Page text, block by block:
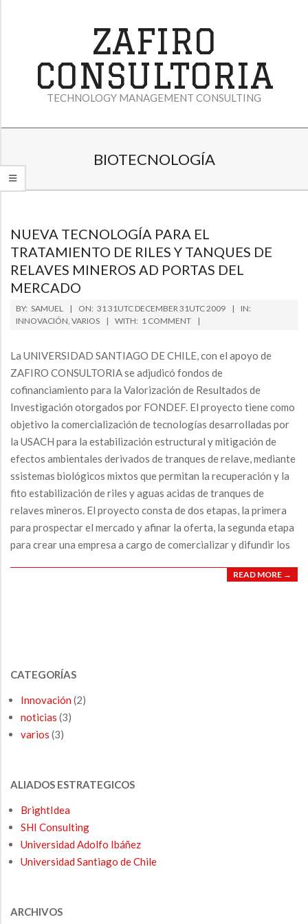
ZAFIRO
CONSULTORIA
TECHNOLOGY MANAGEMENT CONSULTING
R
I
G
O
N
M
N
U
BIOTECNOLOGÍA
NUEVA TECNOLOGÍA PARA EL
TRATAMIENTO DE RILES Y TANQUES DE
RELAVES MINEROS AD PORTAS DEL
MERCADO
2009-
12-
BY: SAMUEL ON: 31 31UTC DECEMBER 31UTC 2009
IN:
INNOVACIÓN, VARIOS WITH: 1 COMMENT
La UNIVERSIDAD SANTIAGO DE CHILE, con el apoyo de
ZAFIRO CONSULTORIA se adjudicó fondos de
cofinanciamiento para la Valorización de Resultados de
Investigación otorgados por FONDEF. El proyecto tiene como
objetivo la comercialización de tecnologías desarrolladas por
la USACH para la estabilización estructural y mitigación de
efectos ambientales derivados de tranques de relave, mediante
ssistemas biológicos mixtos que permitan la recuperación y la
fito estabilización de riles y aguas acidas de tranques de
relaves mineros. El proyecto consta de dos etapas, la primera
para prospectar el mercado y afinar la oferta, la segunda etapa
para crear una empresa a cargo de comercializar y difundir los
READ MORE →
CATEGORÍAS
Innovación (2)
noticias (3)
varios (3)
ALIADOS ESTRATEGICOS
BrightIdea
SHI Consulting
Universidad Adolfo Ibáñez
Universidad Santiago de Chile
ARCHIVOS